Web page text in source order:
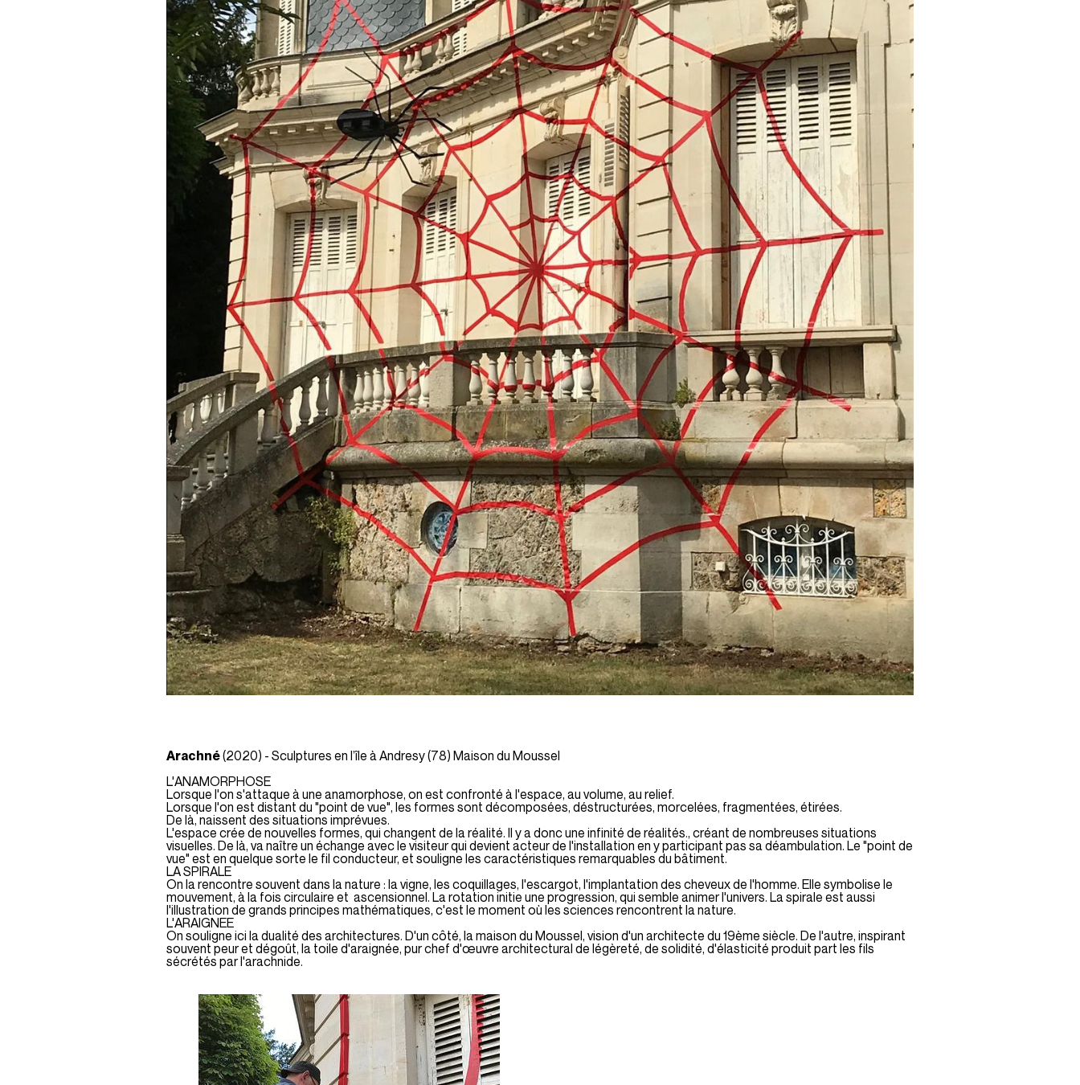
Arachné(2020) - Sculptures en l’île à Andresy (78) Maison du Moussel
L'ANAMORPHOSE
Lorsque l'on s'attaque à une anamorphose, on est confronté à l'espace, au volume, au relief.
Lorsque l'on est distant du "point de vue", les formes sont décomposées, déstructurées, morcelées, fragmentées, étirées.
De là, naissent des situations imprévues.
L'espace crée de nouvelles formes, qui changent de la réalité. Il y a donc une infinité de réalités., créant de nombreuses situations
visuelles. De là, va naître un échange avec le visiteur qui devient acteur de l'installation en y participant pas sa déambulation. Le "point de
vue" est en quelque sorte le fil conducteur, et souligne les caractéristiques remarquables du bâtiment.
LA SPIRALE
On la rencontre souvent dans la nature : la vigne, les coquillages, l'escargot, l'implantation des cheveux de l'homme. Elle symbolise le
mouvement, à la fois circulaire et ascensionnel. La rotation initie une progression, qui semble animer l'univers. La spirale est aussi
l'illustration de grands principes mathématiques, c'est le moment où les sciences rencontrent la nature.
L'ARAIGNEE
On souligne ici la dualité des architectures. D'un côté, la maison du Moussel, vision d'un architecte du 19ème siècle. De l'autre, inspirant
souvent peur et dégoût, la toile d'araignée, pur chef d'œuvre architectural de légèreté, de solidité, d'élasticité produit part les fils
sécrétés par l'arachnide.